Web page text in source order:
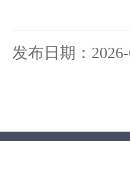
发布日期：